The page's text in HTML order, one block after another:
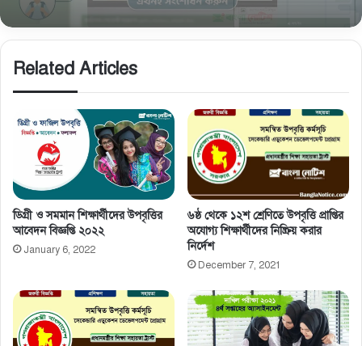
Related Articles
ডিগ্রী ও সমমান শিক্ষার্থীদের উপবৃত্তির
আবেদন বিজ্ঞপ্তি ২০২২
January 6, 2022
৬ষ্ঠ থেকে ১২শ শ্রেণিতে উপবৃত্তি প্রাপ্তির
অযোগ্য শিক্ষার্থীদের নিষ্ক্রিয় করার
নির্দেশ
December 7, 2021